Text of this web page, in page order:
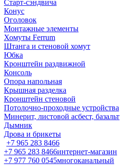
Старт-сэндвича
Конус
Оголовок
Монтажные элементы
Хомуты Ferrum
Штанга и стеновой хомут
Юбка
Кронштейн раздвижной
Консоль
Опора напольная
Крышная разделка
Кронштейн стеновой
Потолочно-проходные устройства
Минерит, листовой асбест, базальт
Дымник
Дрова и брикеты
+7 965 283 8466
+7 965 283 8466интернет-магазин
+7 977 760 0545многоканальный